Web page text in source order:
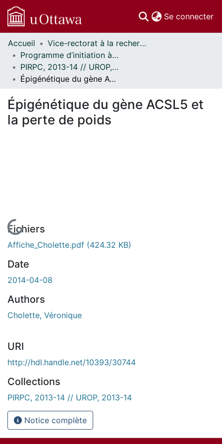
Se connecter
Communautés
et collections
Parcourir
Statistiques
À propos
Accueil
Vice-rectorat à la recherche // Office of the V-P, Research
Programme d’initiation à la recherche au premier cycle (PIRPC) // Undergraduate Research Opportunity Program (UROP)
PIRPC, 2013-14 // UROP, 2013-14
Épigénétique du gène ACSL5 et la perte de poids
Épigénétique du gène ACSL5 et
la perte de poids
En cours de chargement...
Fichiers
Affiche_Cholette.pdf (424.32 KB)
Date
2014-04-08
Authors
Cholette, Véronique
URI
http://hdl.handle.net/10393/30744
Collections
PIRPC, 2013-14 // UROP, 2013-14
Notice complète